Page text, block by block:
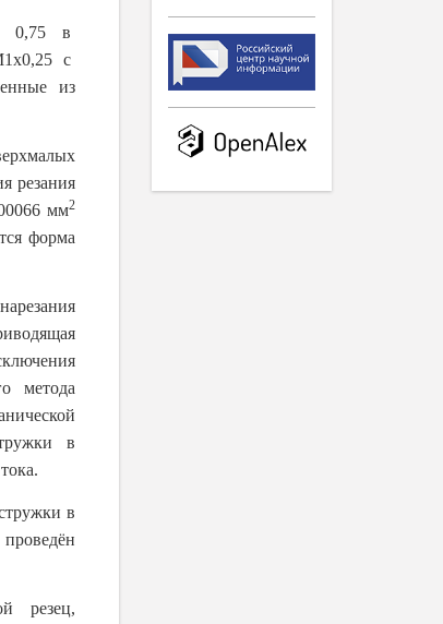
0,75 в
с
из
резания
мм2
форма
метода
в
в
резец,